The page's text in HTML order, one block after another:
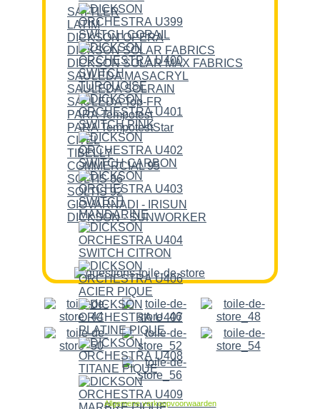
SATTLER
LATIM
DICKSON OPERA
DICKSON SOLAR FABRICS
DICKSON SOLAR MAX FABRICS
SAULEDA MASACRYL
SAULEDA SOLRAIN
SAULEDA Top-FR
PARA Tempotest
PARA TempotestStar
CITEL
TIBELLY
COMMERCIAL 95
SOLTIS 86
SOLTIS 92
GIOVARNADI - IRISUN
DICKSON - SUNWORKER
Allgemene verkoopvoorwaarden